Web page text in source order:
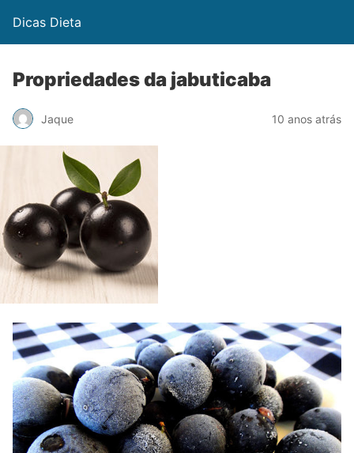
Dicas Dieta
Propriedades da jabuticaba
Jaque 10 anos atrás